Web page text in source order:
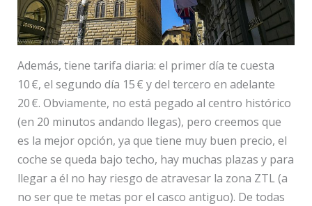
Además, tiene tarifa diaria: el primer día te cuesta
10 €, el segundo día 15 € y del tercero en adelante
20 €. Obviamente, no está pegado al centro histórico
(en 20 minutos andando llegas), pero creemos que
es la mejor opción, ya que tiene muy buen precio, el
coche se queda bajo techo, hay muchas plazas y para
llegar a él no hay riesgo de atravesar la zona ZTL (a
no ser que te metas por el casco antiguo). De todas